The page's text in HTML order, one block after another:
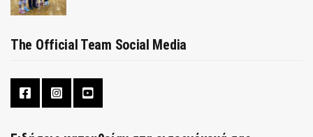
The Official Team Social Media